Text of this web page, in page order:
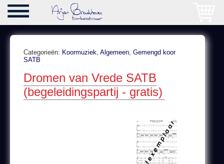
Categorieën: Koormuziek, Algemeen, Gemengd koor
SATB
Dromen van Vrede SATB
(begeleidingspartij - gratis)